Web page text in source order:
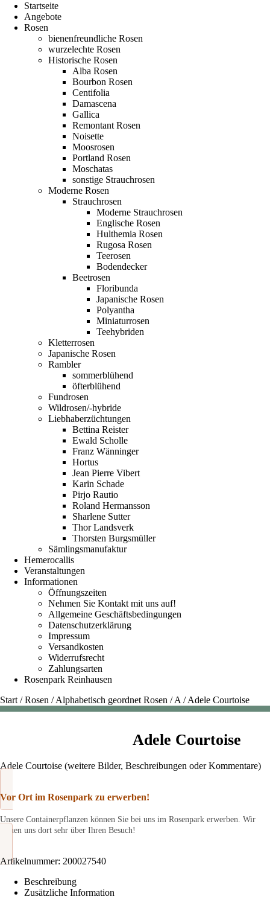
Startseite
Angebote
Rosen
bienenfreundliche Rosen
wurzelechte Rosen
Historische Rosen
Alba Rosen
Bourbon Rosen
Centifolia
Damascena
Gallica
Remontant Rosen
Noisette
Moosrosen
Portland Rosen
Moschatas
sonstige Strauchrosen
Moderne Rosen
Strauchrosen
Moderne Strauchrosen
Englische Rosen
Hulthemia Rosen
Rugosa Rosen
Teerosen
Bodendecker
Beetrosen
Floribunda
Japanische Rosen
Polyantha
Miniaturrosen
Teehybriden
Kletterrosen
Japanische Rosen
Rambler
sommerblühend
öfterblühend
Fundrosen
Wildrosen/-hybride
Liebhaberzüchtungen
Bettina Reister
Ewald Scholle
Franz Wänninger
Hortus
Jean Pierre Vibert
Karin Schade
Pirjo Rautio
Roland Hermansson
Sharlene Sutter
Thor Landsverk
Thorsten Burgsmüller
Sämlingsmanufaktur
Hemerocallis
Veranstaltungen
Informationen
Öffnungszeiten
Nehmen Sie Kontakt mit uns auf!
Allgemeine Geschäftsbedingungen
Datenschutzerklärung
Impressum
Versandkosten
Widerrufsrecht
Zahlungsarten
Rosenpark Reinhausen
Start /Rosen /Alphabetisch geordnet Rosen /A /Adele Courtoise
Adele Courtoise
Adele Courtoise (weitere Bilder, Beschreibungen oder Kommentare)
Vor Ort im Rosenpark zu erwerben!
Unsere Containerpflanzen können Sie bei uns im Rosenpark erwerben. Wir
freuen uns dort sehr über Ihren Besuch!
Artikelnummer: 200027540
Beschreibung
Zusätzliche Information